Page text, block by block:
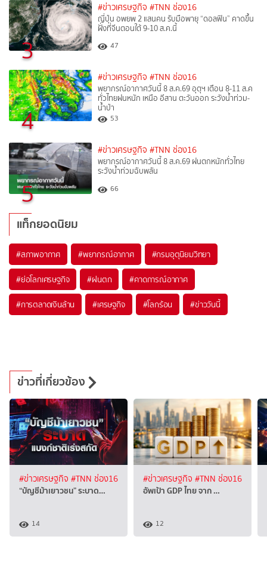
3
#ข่าวเศรษฐกิจ #TNN ช่อง16
ญี่ปุ่น อพยพ 2 แสนคน รับมือพายุ “ดอลฟิน” คาดขึ้น
ฝั่งที่จีนตอนใต้ 9-10 ส.ค.นี้
47
4
#ข่าวเศรษฐกิจ #TNN ช่อง16
พยากรณ์อากาศวันนี้ 8 ส.ค.69 อุตุฯ เตือน 8-11 ส.ค
ทั่วไทยฝนหนัก เหนือ อีสาน ตะวันออก ระวังน้ำท่วม-
น้ำป่า
53
5
#ข่าวเศรษฐกิจ #TNN ช่อง16
พยากรณ์อากาศวันนี้ 8 ส.ค.69 ฝนตกหนักทั่วไทย
ระวังน้ำท่วมฉับพลัน
66
แท็กยอดนิยม
#สภาพอากาศ #พยากรณ์อากาศ #กรมอุตุนิยมวิทยา
#ย่อโลกเศรษฐกิจ #ฝนตก #คาดการณ์อากาศ
#การตลาดเงินล้าน #เศรษฐกิจ #โลกร้อน #ข่าววันนี้
ข่าวที่เกี่ยวข้อง
#ข่าวเศรษฐกิจ #TNN ช่อง16
“บัญชีม้าเยาวชน” ระบาด…
14
#ข่าวเศรษฐกิจ #TNN ช่อง16
อัพเป้า GDP ไทย จาก …
12